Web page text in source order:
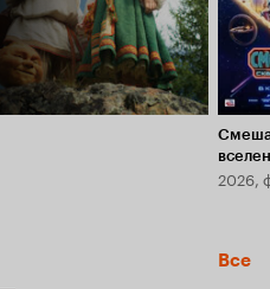
2026,
Все